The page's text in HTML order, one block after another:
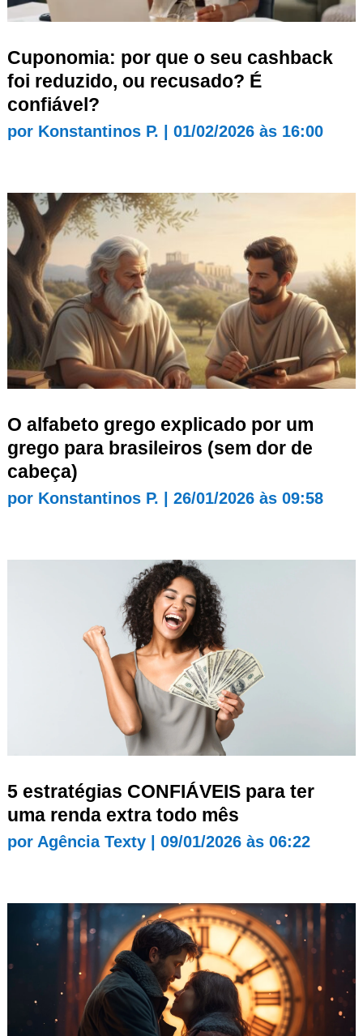
Cuponomia: por que o seu cashback
foi reduzido, ou recusado? É
confiável?
por Konstantinos P. 01/02/2026 às 16:00
O alfabeto grego explicado por um
grego para brasileiros (sem dor de
cabeça)
por Konstantinos P. 26/01/2026 às 09:58
5 estratégias CONFIÁVEIS para ter
uma renda extra todo mês
por Agência Texty| 09/01/2026 às 06:22